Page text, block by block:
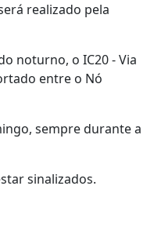
realizado pela
noturno, o IC20 - Via
entre o Nó
sempre durante a
sinalizados.